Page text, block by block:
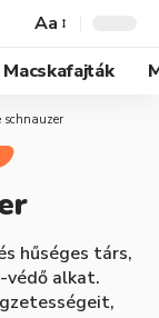
Aa
Macskafajták
schnauzer
hűséges társ,
védő alkat.